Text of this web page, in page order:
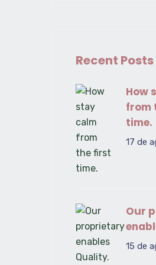
Recent Posts
How
from
time.
17 de
Our
15 de